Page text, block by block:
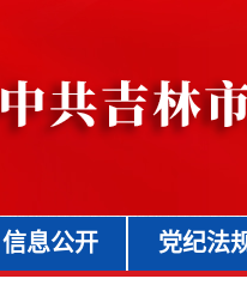
信息公开 党纪法